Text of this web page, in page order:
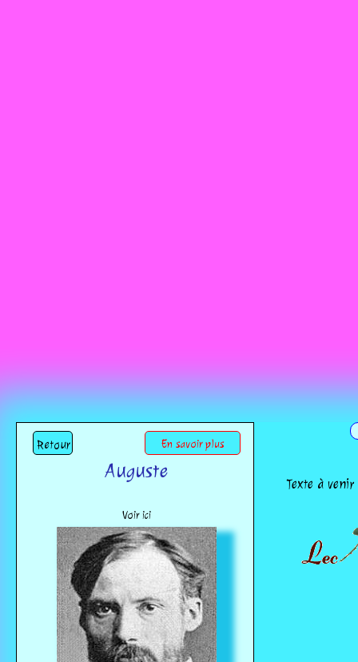
Retour En savoir plus
Auguste
Voir ici
Texte à venir